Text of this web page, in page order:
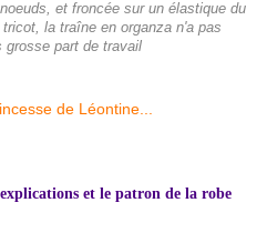
et froncée sur un élastique du
la traîne en organza n'a pas
grosse part de travail
et le patron de la robe